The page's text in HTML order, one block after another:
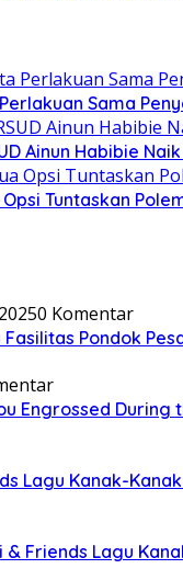
Sama
Ainun Habibie
Tuntaskan
0 Komentar
Fasilitas Pondok
Engrossed During
Lagu Kanak-
& Friends Lagu